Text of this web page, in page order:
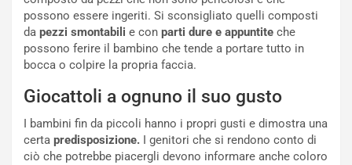
possono essere ingeriti. Si sconsigliato quelli composti
da pezzi smontabili e con parti dure e appuntite che
possono ferire il bambino che tende a portare tutto in
bocca o colpire la propria faccia.
Giocattoli a ognuno il suo gusto
I bambini fin da piccoli hanno i propri gusti e dimostra una
certa predisposizione. I genitori che si rendono conto di
ciò che potrebbe piacergli devono informare anche coloro